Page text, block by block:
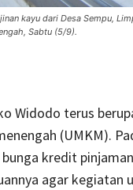
kayu dari Desa Sempu,
Sabtu (5/9).
Widodo terus
(UMKM).
kredit
agar kegiatan